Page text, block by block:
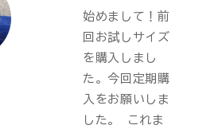
始めまして！前
回お試しサイズ
を購入しまし
た。今回定期購
入をお願いしま
した。 これま